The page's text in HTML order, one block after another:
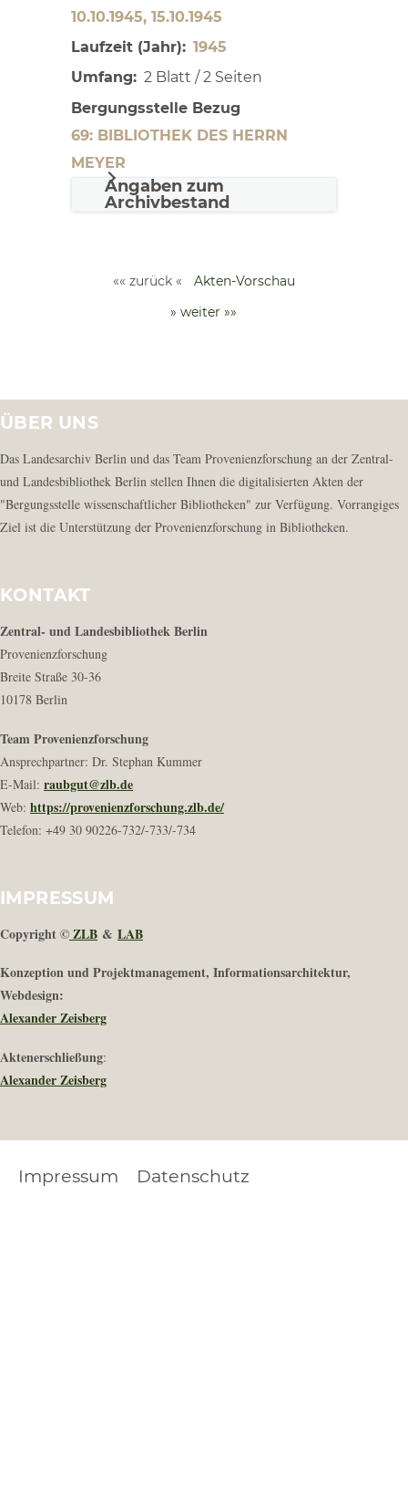
10.10.1945, 15.10.1945
Laufzeit (Jahr)
1945
Umfang
2 Blatt / 2 Seiten
Bergungsstelle Bezug
69: BIBLIOTHEK DES HERRN
MEYER
Angaben zum
Archivbestand
«« zurück «
Akten-Vorschau
» weiter »»
ÜBER UNS
Das Landesarchiv Berlin und das Team Provenienzforschung an der Zentral-
und Landesbibliothek Berlin stellen Ihnen die digitalisierten Akten der
"Bergungsstelle wissenschaftlicher Bibliotheken" zur Verfügung. Vorrangiges
Ziel ist die Unterstützung der Provenienzforschung in Bibliotheken.
KONTAKT
Zentral- und Landesbibliothek Berlin
Provenienzforschung
Breite Straße 30-36
10178 Berlin
Team Provenienzforschung
Ansprechpartner: Dr. Stephan Kummer
E-Mail: raubgut@zlb.de
Web: https://provenienzforschung.zlb.de/
Telefon: +49 30 90226-732/-733/-734
IMPRESSUM
Copyright ©ZLB & LAB
Konzeption und Projektmanagement, Informationsarchitektur,
Webdesign:
Alexander Zeisberg
Aktenerschließung:
Alexander Zeisberg
FOOTER
Impressum Datenschutz